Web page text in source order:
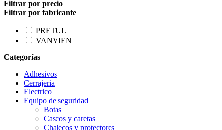
Filtrar por precio
Filtrar por fabricante
PRETUL
VANVIEN
Categorías
Adhesivos
Cerrajeria
Electrico
Equipo de seguridad
Botas
Cascos y caretas
Chalecos y protectores